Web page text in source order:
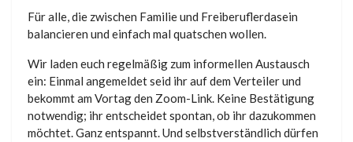
Für alle, die zwischen Familie und Freiberuflerdasein
balancieren und einfach mal quatschen wollen.
Wir laden euch regelmäßig zum informellen Austausch
ein: Einmal angemeldet seid ihr auf dem Verteiler und
bekommt am Vortag den Zoom-Link. Keine Bestätigung
notwendig; ihr entscheidet spontan, ob ihr dazukommen
möchtet. Ganz entspannt. Und selbstverständlich dürfen